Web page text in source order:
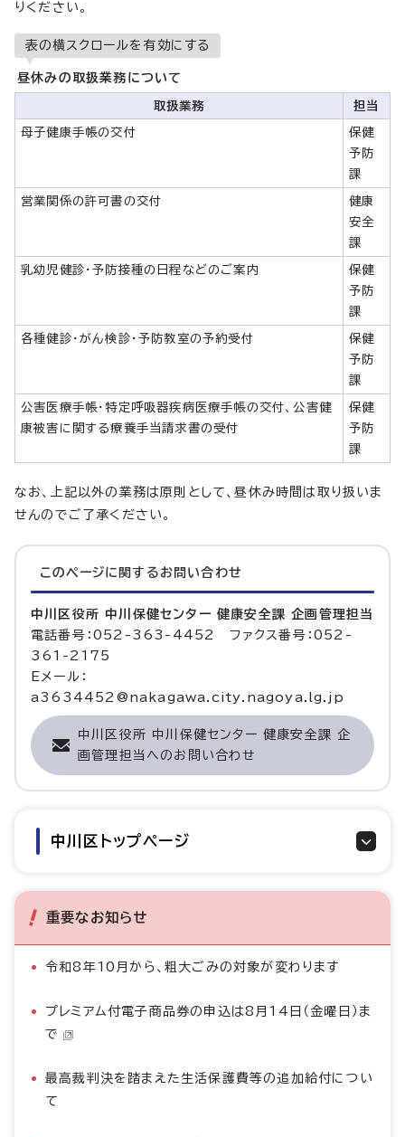
りください。
表の横スクロールを有効にする
昼休みの取扱業務について
取扱業務 担当
母子健康手帳の交付
保健
予防
課
営業関係の許可書の交付
健康
安全
課
乳幼児健診・予防接種の日程などのご案内
保健
予防
課
各種健診・がん検診・予防教室の予約受付
保健
予防
課
公害医療手帳・特定呼吸器疾病医療手帳の交付、公害健
康被害に関する療養手当請求書の受付
保健
予防
課
なお、上記以外の業務は原則として、昼休み時間は取り扱いま
せんのでご了承ください。
このページに関する お問い合わせ
中川区役所 中川保健センター 健康安全課 企画管理担当
電話番号：052-363-4452 ファクス番号：052-
361-2175
Eメール：
a3634452@nakagawa.city.nagoya.lg.jp
中川区役所 中川保健センター 健康安全課 企
画管理担当へのお問い合わせ
中川区トップページ
重要なお知らせ
令和8年10月から、粗大ごみの対象が変わります
プレミアム付電子商品券の申込は8月14日（金曜日）ま
で
最高裁判決を踏まえた生活保護費等の追加給付につい
て